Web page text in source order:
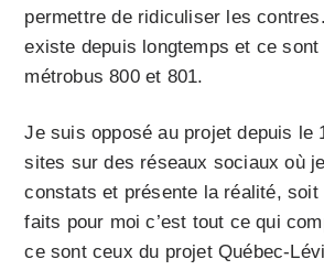
permettre de ridiculiser les
existe depuis longtemps et ce
métrobus 800 et 801.
Je suis opposé au projet depuis le
sites sur des réseaux sociaux où
constats et présente la réalité,
faits pour moi c’est tout ce qui
ce sont ceux du projet Québec-